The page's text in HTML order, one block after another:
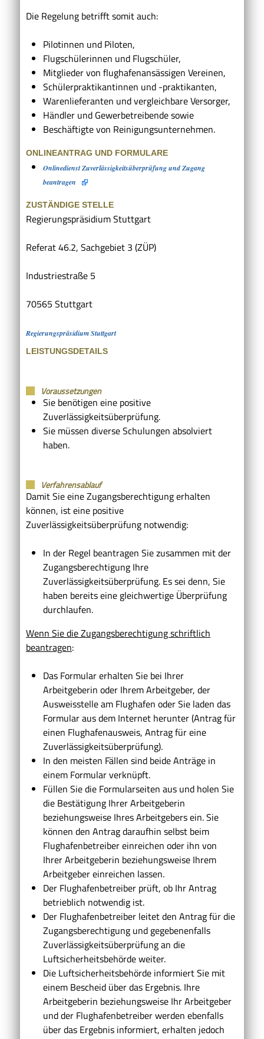
Die Regelung betrifft somit auch:
Pilotinnen und Piloten,
Flugschülerinnen und Flugschüler,
Mitglieder von flughafenansässigen Vereinen,
Schülerpraktikantinnen und -praktikanten,
Warenlieferanten und vergleichbare Versorger,
Händler und Gewerbetreibende sowie
Beschäftigte von Reinigungsunternehmen.
ONLINEANTRAG UND FORMULARE
Onlinedienst Zuverlässigkeitsüberprüfung und Zugang
beantragen
ZUSTÄNDIGE STELLE
Regierungspräsidium Stuttgart
Referat 46.2, Sachgebiet 3 (ZÜP)
Industriestraße 5
70565 Stuttgart
Regierungspräsidium Stuttgart
LEISTUNGSDETAILS
Voraussetzungen
Sie benötigen eine positive
Zuverlässigkeitsüberprüfung.
Sie müssen diverse Schulungen absolviert
haben.
Verfahrensablauf
Damit Sie eine Zugangsberechtigung erhalten
können, ist eine positive
Zuverlässigkeitsüberprüfung notwendig:
In der Regel beantragen Sie zusammen mit der
Zugangsberechtigung Ihre
Zuverlässigkeitsüberprüfung. Es sei denn, Sie
haben bereits eine gleichwertige Überprüfung
durchlaufen.
Wenn Sie die Zugangsberechtigung schriftlich
beantragen:
Das Formular erhalten Sie bei Ihrer
Arbeitgeberin oder Ihrem Arbeitgeber, der
Ausweisstelle am Flughafen oder Sie laden das
Formular aus dem Internet herunter (Antrag für
einen Flughafenausweis, Antrag für eine
Zuverlässigkeitsüberprüfung).
In den meisten Fällen sind beide Anträge in
einem Formular verknüpft.
Füllen Sie die Formularseiten aus und holen Sie
die Bestätigung Ihrer Arbeitgeberin
beziehungsweise Ihres Arbeitgebers ein. Sie
können den Antrag daraufhin selbst beim
Flughafenbetreiber einreichen oder ihn von
Ihrer Arbeitgeberin beziehungsweise Ihrem
Arbeitgeber einreichen lassen.
Der Flughafenbetreiber prüft, ob Ihr Antrag
betrieblich notwendig ist.
Der Flughafenbetreiber leitet den Antrag für die
Zugangsberechtigung und gegebenenfalls
Zuverlässigkeitsüberprüfung an die
Luftsicherheitsbehörde weiter.
Die Luftsicherheitsbehörde informiert Sie mit
einem Bescheid über das Ergebnis. Ihre
Arbeitgeberin beziehungsweise Ihr Arbeitgeber
und der Flughafenbetreiber werden ebenfalls
über das Ergebnis informiert, erhalten jedoch